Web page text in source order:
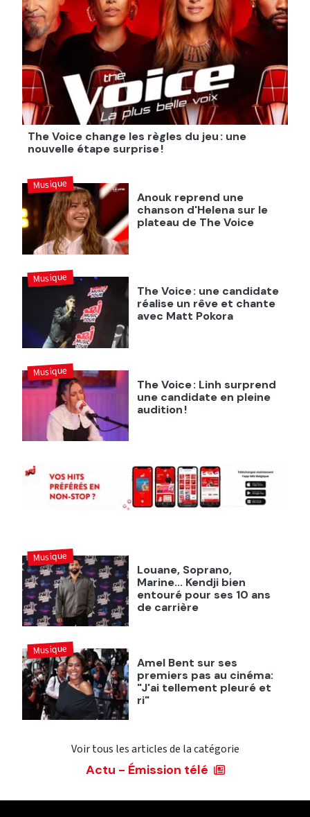
The Voice change les règles du jeu : une
nouvelle étape surprise !
Anouk reprend une
chanson d'Helena sur le
plateau de The Voice
Musique
The Voice : une candidate
réalise un rêve et chante
avec Matt Pokora
Musique
The Voice : Linh surprend
une candidate en pleine
audition !
Musique
Louane, Soprano,
Marine... Kendji bien
entouré pour ses 10 ans
de carrière
Musique
Amel Bent sur ses
premiers pas au cinéma:
"J'ai tellement pleuré et
ri"
Musique
Voir tous les articles de la catégorie
Actu - Émission télé